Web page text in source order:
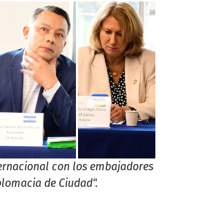
con los embajadores
de Ciudad".